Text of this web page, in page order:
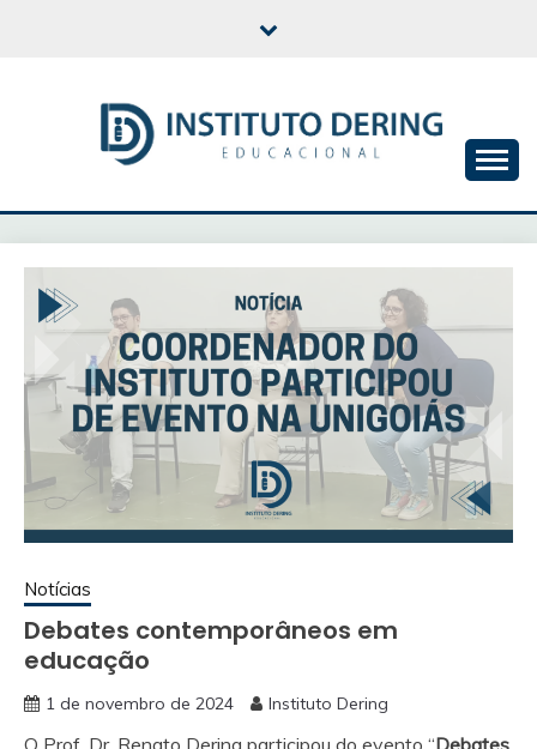
INSTITUTO DERING
EDUCACIONAL
Notícias
Debates contemporâneos em
educação
1 de novembro de 2024 Instituto Dering
O Prof. Dr. Renato Dering participou do evento “Debates